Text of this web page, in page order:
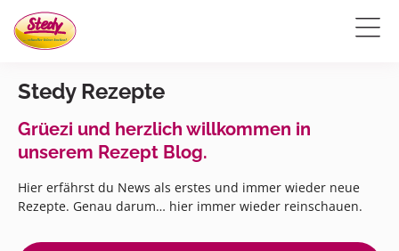
Stedy Rezepte
Grüezi und herzlich willkommen in
unserem Rezept Blog.
Hier erfährst du News als erstes und immer wieder neue
Rezepte. Genau darum… hier immer wieder reinschauen.